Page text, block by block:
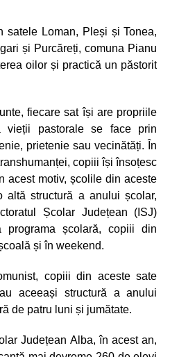
satele Loman, Pleși și Tonea,
și Purcăreți, comuna Pianu
oilor și practică un păstorit
fiecare sat își are propriile
vieții pastorale se face prin
prietenie sau vecinătăți. În
copiii își însoțesc
acest motiv, școlile din aceste
altă structură a anului școlar,
Școlar Județean (ISJ)
programa școlară, copiii din
și în weekend.
copiii din aceste sate
aceeași structură a anului
de patru luni și jumătate.
Județean Alba, în acest an,